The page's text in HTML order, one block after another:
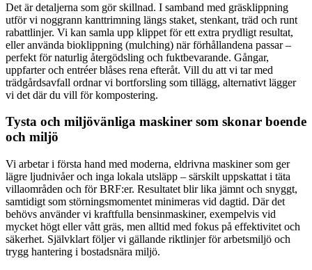
Det är detaljerna som gör skillnad. I samband med gräsklippning
utför vi noggrann kanttrimning längs staket, stenkant, träd och runt
rabattlinjer. Vi kan samla upp klippet för ett extra prydligt resultat,
eller använda bioklippning (mulching) när förhållandena passar –
perfekt för naturlig återgödsling och fuktbevarande. Gångar,
uppfarter och entréer blåses rena efteråt. Vill du att vi tar med
trädgårdsavfall ordnar vi bortforsling som tillägg, alternativt lägger
vi det där du vill för kompostering.
Tysta och miljövänliga maskiner som skonar boende
och miljö
Vi arbetar i första hand med moderna, eldrivna maskiner som ger
lägre ljudnivåer och inga lokala utsläpp – särskilt uppskattat i täta
villaområden och för BRF:er. Resultatet blir lika jämnt och snyggt,
samtidigt som störningsmomentet minimeras vid dagtid. Där det
behövs använder vi kraftfulla bensinmaskiner, exempelvis vid
mycket högt eller vått gräs, men alltid med fokus på effektivitet och
säkerhet. Självklart följer vi gällande riktlinjer för arbetsmiljö och
trygg hantering i bostadsnära miljö.